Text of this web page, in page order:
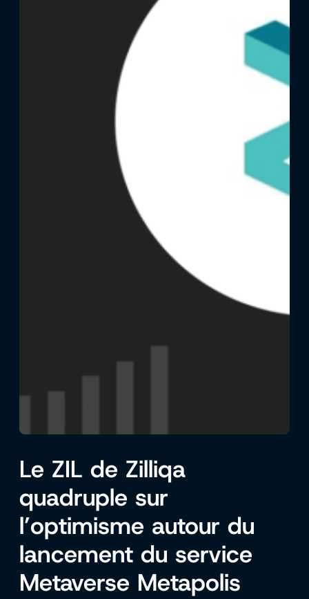
Le ZIL de Zilliqa
quadruple sur
l’optimisme autour du
lancement du service
Metaverse Metapolis